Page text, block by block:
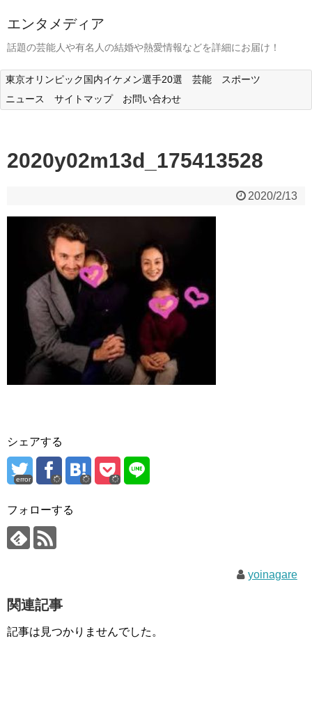
エンタメディア
話題の芸能人や有名人の結婚や熱愛情報などを詳細にお届け！
東京オリンピック国内イケメン選手20選 芸能
スポーツ
ニュース
サイトマップ お問い合わせ
2020y02m13d_175413528
2020/2/13
シェアする
error
フォローする
yoinagare
関連記事
記事は見つかりませんでした。